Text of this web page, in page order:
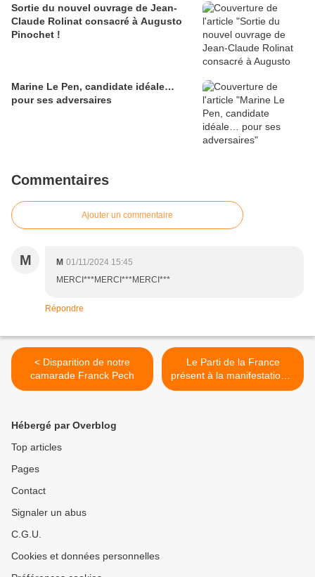
Sortie du nouvel ouvrage de Jean-
Claude Rolinat consacré à Augusto
Pinochet !
Marine Le Pen, candidate idéale…
pour ses adversaires
Commentaires
Ajouter un commentaire
M M 01/11/2024 15:45
MERCI***MERCI***MERCI***
Répondre
< Disparition de notre
camarade Franck Pech
Le Parti de la France
présent à la manifestation à
Paris en hommage aux
Hébergé par Overblog
Top articles
Pages
Contact
Signaler un abus
C.G.U.
Cookies et données personnelles